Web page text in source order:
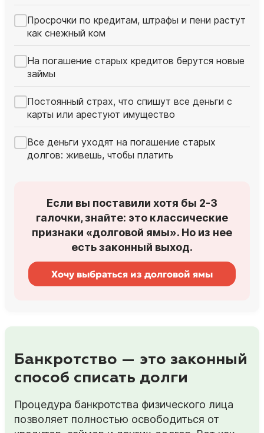
Просрочки по кредитам, штрафы и пени растут
как снежный ком
На погашение старых кредитов берутся новые
займы
Постоянный страх, что спишут все деньги с
карты или арестуют имущество
Все деньги уходят на погашение старых
долгов: живешь, чтобы платить
Если вы поставили хотя бы 2-3
галочки, знайте: это классические
признаки «долговой ямы». Но из нее
есть законный выход.
Хочу выбраться из долговой ямы
Банкротство — это законный
способ списать долги
Процедура банкротства физического лица
позволяет полностью освободиться от